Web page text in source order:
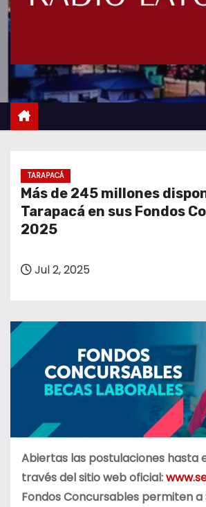
TARAPACÁ
Más de 245 millones
Tarapacá en sus Fondos
2025
Jul 2, 2025
Abiertas las postulaciones hasta
través del sitio web oficial:
Fondos Concursables permiten a